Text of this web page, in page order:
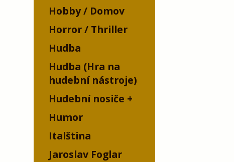
Hobby / Domov
Horror / Thriller
Hudba
Hudba (Hra na
hudební nástroje)
Hudební nosiče
Humor
Italština
Jaroslav Foglar